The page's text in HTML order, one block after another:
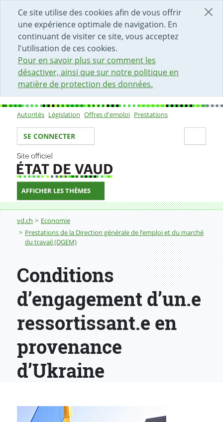
Ce site utilise des cookies afin de vous offrir
une expérience optimale de navigation. En
continuant de visiter ce site, vous acceptez
l'utilisation de ces cookies.
Pour en savoir plus sur comment les
désactiver, ainsi que sur notre politique en
matière de protection des données.
DÉBUT DU CONTENU DE LA PAGE
ACCÈS AU CHAMP DE RECHERCHE
PAGE D'ACCUEIL
FORMULAIRE DE CONTACT
Sous-navigation
Autorités Législation Offres d'emploi Prestations
Votre identité
SE CONNECTER
AFFICHER LES THÈMES
Fil d'Ariane
vd.ch
Economie
Prestations de la Direction générale de l’emploi et du marché
du travail (DGEM)
Conditions d’engagement d’un.e ressortissant.e en
Conditions
d’engagement d’un.e
ressortissant.e en
provenance
d’Ukraine